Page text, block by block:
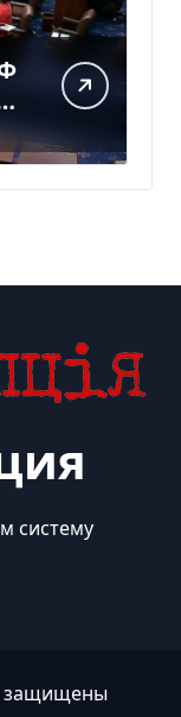
систему
защищены